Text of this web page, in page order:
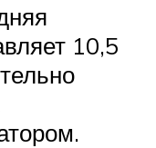
10,5